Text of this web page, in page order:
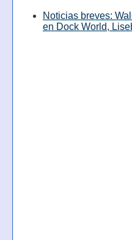
Noticias breves:
en Dock World,